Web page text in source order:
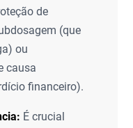
de
(que
ou
causa
financeiro).
É crucial